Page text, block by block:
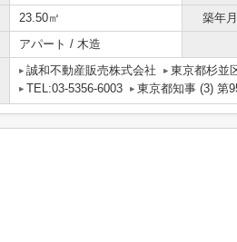
23.50㎡ 築年
アパート / 木造
誠和不動産販売株式会社
東京都杉
TEL:03-5356-6003
東京都知事 (3) 第